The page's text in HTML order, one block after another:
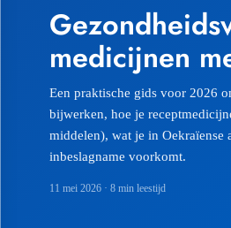
medicijnen
Een praktische gids voor 2026
bijwerken, hoe je
middelen), wat je in Oekraïense
inbeslagname voorkomt.
11 mei 2026 · 8 min leestijd